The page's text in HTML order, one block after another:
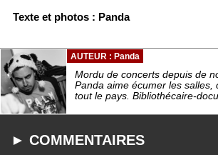
Texte et photos : Panda
AUTEUR : Panda
Mordu de concerts depuis de
Panda aime écumer les salles,
tout le pays. Bibliothécaire-
► COMMENTAIRES